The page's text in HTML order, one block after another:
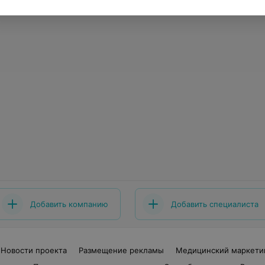
Добавить компанию Добавить специалиста
Новости проекта Размещение рекламы
Медицинский